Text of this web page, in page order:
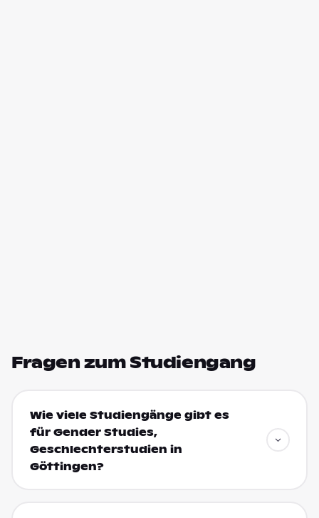
Fragen zum Studiengang
Wie viele Studiengänge gibt es
für Gender Studies,
Geschlechterstudien in
Göttingen?